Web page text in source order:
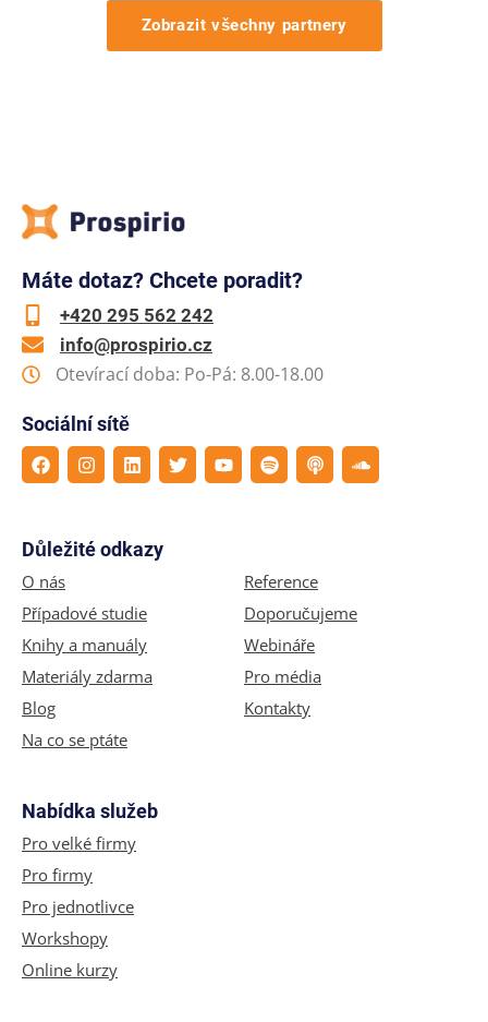
Zobrazit všechny partnery
Máte dotaz? Chcete poradit?
+420 295 562 242
info@prospirio.cz
Otevírací doba: Po-Pá: 8.00-18.00
Sociální sítě
Důležité odkazy
O nás
Případové studie
Knihy a manuály
Materiály zdarma
Blog
Na co se ptáte
Reference
Doporučujeme
Webináře
Pro média
Kontakty
Nabídka služeb
Pro velké firmy
Pro firmy
Pro jednotlivce
Workshopy
Online kurzy